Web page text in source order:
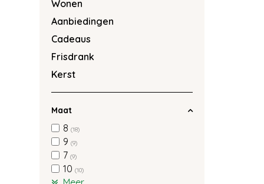
Wonen
Aanbiedingen
Cadeaus
Frisdrank
Kerst
Maat
8 (18)
9 (9)
7 (9)
10 (10)